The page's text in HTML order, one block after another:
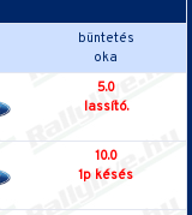
büntetés
oka
5.0
lassító.
10.0
1p késés